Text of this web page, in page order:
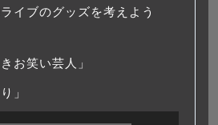
イブのグッズを考えよう
お笑い芸人」
」